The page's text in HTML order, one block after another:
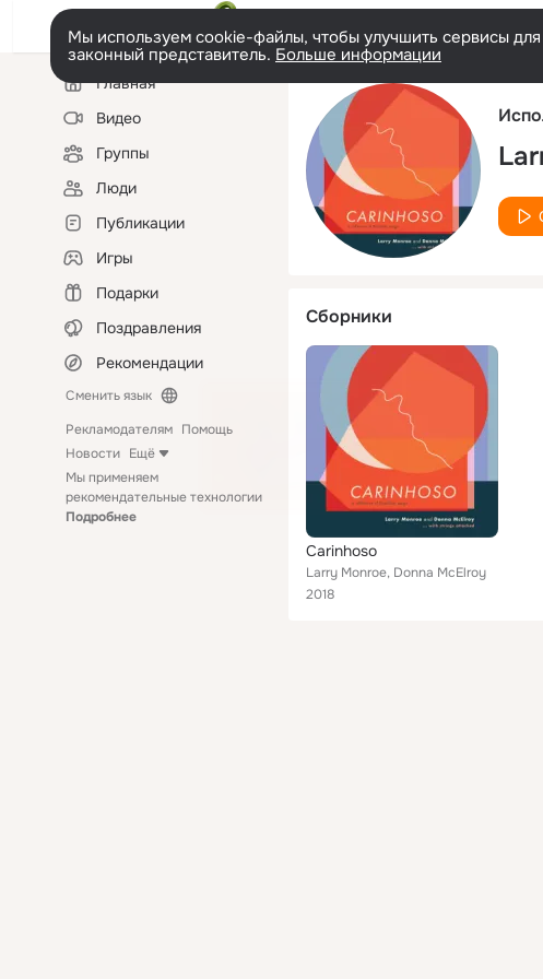
Мы используем cookie-файлы, чтобы улучшить сервисы
законный представитель. Больше информации
Левая
колонкаГлавная
Видео
Группы
Люди
Публикации
Игры
Подарки
Поздравления
Рекомендации
Сменить язык
Рекламодателям Помощь
Новости Ещё
Мы применяем
рекомендательные технологии
Подробнее
Сборники
Carinhoso
Larry Monroe, Donna McElroy
2018